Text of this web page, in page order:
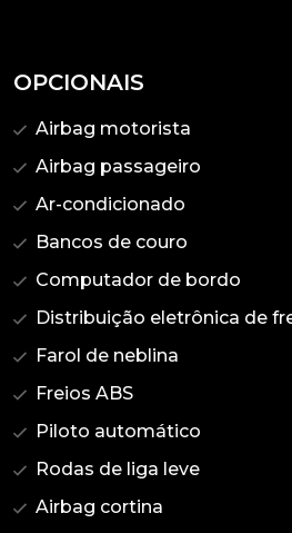
OPCIONAIS
Airbag motorista
Airbag passageiro
Ar-condicionado
Bancos de couro
Computador de bordo
Distribuição eletrônica de
Farol de neblina
Freios ABS
Piloto automático
Rodas de liga leve
Airbag cortina